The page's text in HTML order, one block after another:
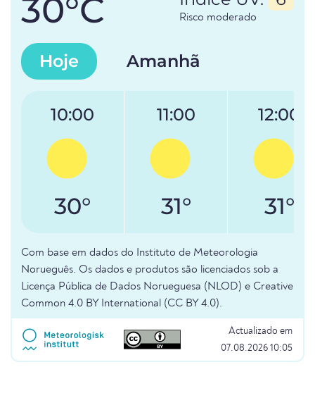
30°C Risco moderado
Hoje Amanhã
10:00
30°
11:00
31°
12:00
31°
Com base em dados do Instituto de Meteorologia
Norueguês. Os dados e produtos são licenciados sob a
Licença Pública de Dados Norueguesa (NLOD) e Creative
Common 4.0 BY International (CC BY 4.0).
Actualizado em
07.08.2026 10:05